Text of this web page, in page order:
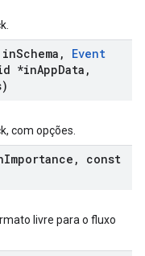
inSchema ,
Event
*inAppData ,
com opções.
Importance ,
const
livre para o fluxo